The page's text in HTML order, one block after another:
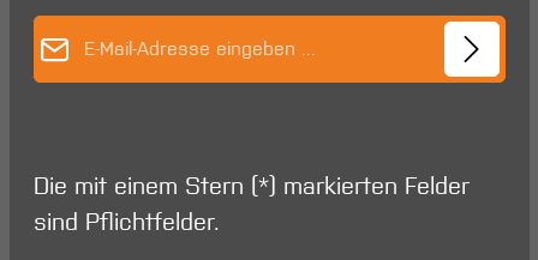
Die mit einem Stern (*) markierten Felder
sind Pflichtfelder.